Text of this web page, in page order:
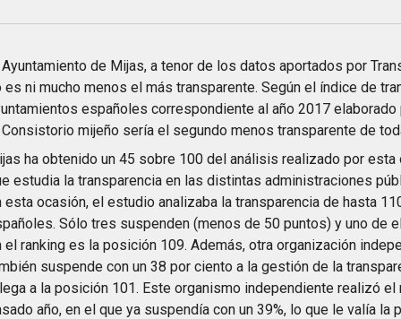
de Mijas, a tenor de los datos aportados por
es ni mucho menos el más transparente. Según el índice de
españoles correspondiente al año 2017
mijeño sería el segundo menos transparente de
ha obtenido un 45 sobre 100 del análisis realizado por esta
estudia la transparencia en las distintas administraciones
esta ocasión, el estudio analizaba la transparencia de hasta
Sólo tres suspenden (menos de 50 puntos) y uno de
el ranking es la posición 109. Además, otra organización
suspende con un 38 por ciento a la gestión de la
a la posición 101. Este organismo independiente realizó
año, en el que ya suspendía con un 39%, lo que le valía la